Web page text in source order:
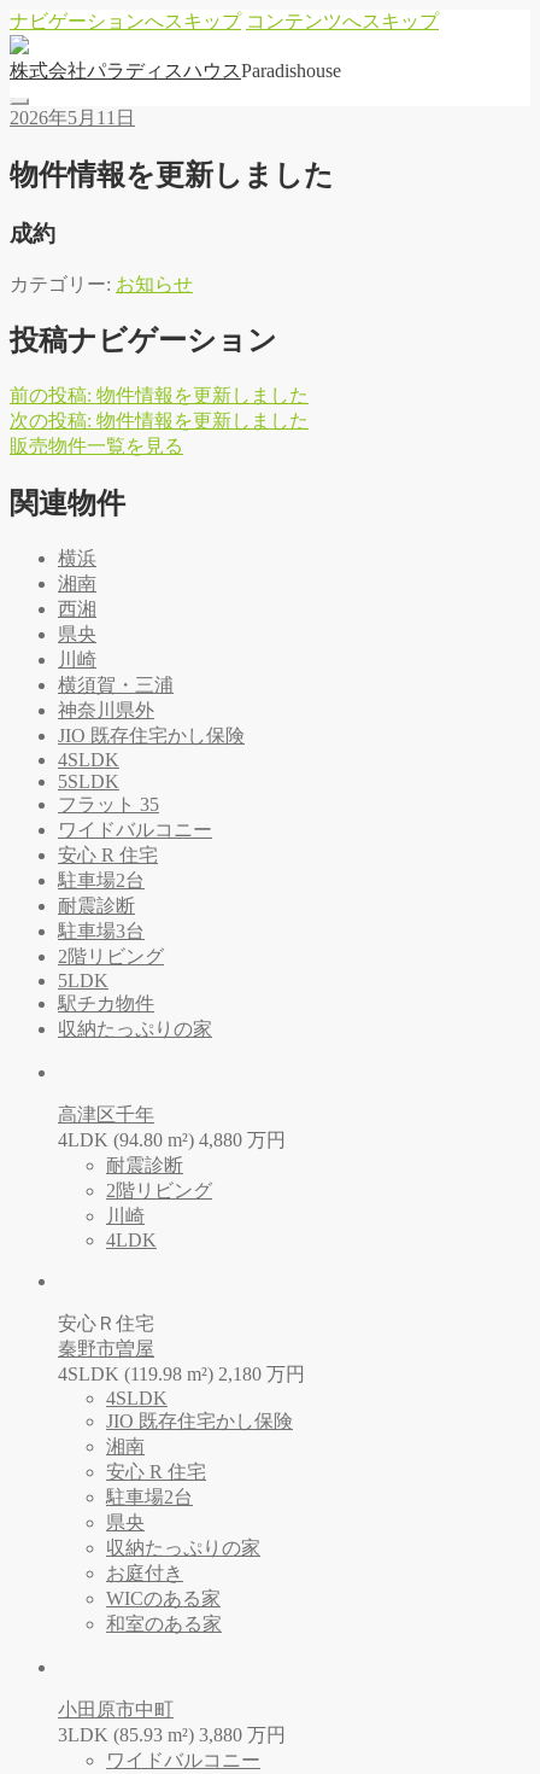
ナビゲーションへスキップ コンテンツへスキップ
株式会社パラディ スハウ スParadishouse
2026年5月11日
物件情報を更新しました
成約
カテゴリー: お知らせ
投稿ナビゲーション
前の投稿: 物件情報を更新しました
次の投稿: 物件情報を更新しました
販売物件一覧を 見る
関連物件
横浜
湘南
西湘
県央
川崎
横須賀・三浦
神奈川県外
JIO 既存住宅かし保険
4SLDK
5SLDK
フラット 35
ワイドバルコニー
安心 R 住宅
駐車場2台
耐震診断
駐車場3台
2階リビング
5LDK
駅チカ物件
収納たっぷりの家
高津区千年
4LDK (94.80 m²) 4,880 万円
耐震診断
2階リビング
川崎
4LDK
安心Ｒ住宅
秦野市曽屋
4SLDK (119.98 m²) 2,180 万円
4SLDK
JIO 既存住宅かし保険
湘南
安心 R 住宅
駐車場2台
県央
収納たっぷりの家
お庭付き
WICのある家
和室のある家
小田原市中町
3LDK (85.93 m²) 3,880 万円
ワイドバルコニー